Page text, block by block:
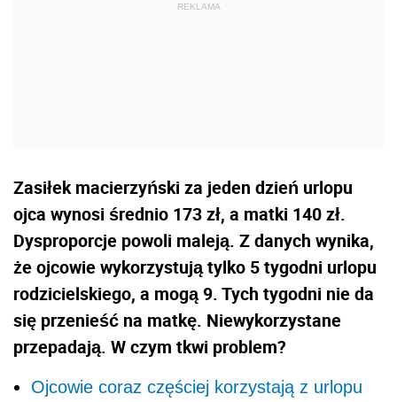
Zasiłek macierzyński za jeden dzień urlopu
ojca wynosi średnio 173 zł, a matki 140 zł.
Dysproporcje powoli maleją. Z danych wynika,
że ojcowie wykorzystują tylko 5 tygodni urlopu
rodzicielskiego, a mogą 9. Tych tygodni nie da
się przenieść na matkę. Niewykorzystane
przepadają. W czym tkwi problem?
Ojcowie coraz częściej korzystają z urlopu